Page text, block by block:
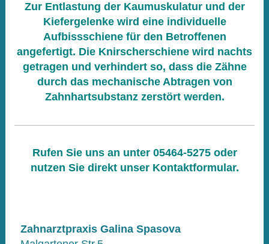
Zur Entlastung der Kaumuskulatur und der
Kiefergelenke wird eine individuelle
Aufbissschiene für den Betroffenen
angefertigt. Die Knirscherschiene wird nachts
getragen und verhindert so, dass die Zähne
durch das mechanische Abtragen von
Zahnhartsubstanz zerstört werden.
Rufen Sie uns an unter 05464-5275 oder
nutzen Sie direkt unser Kontaktformular.
Zahnarztpraxis Galina Spasova